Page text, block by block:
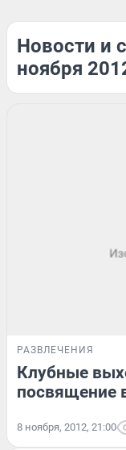
Новости и
ноября
РАЗВЛЕЧЕНИЯ
Клубные
посвящение
8 ноября, 2012, 21:00